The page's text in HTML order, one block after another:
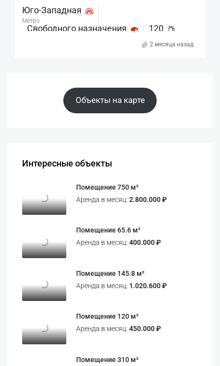
Юго-Западная
Метро
Свободного назначения 120
2 месяца назад
Объекты на карте
Интересные объекты
Помещение 750 м²
Аренда в месяц: 2.800.000 ₽
Помещение 65.6 м²
Аренда в месяц: 400.000 ₽
Помещение 145.8 м²
Аренда в месяц: 1.020.600 ₽
Помещение 120 м²
Аренда в месяц: 450.000 ₽
Помещение 310 м²